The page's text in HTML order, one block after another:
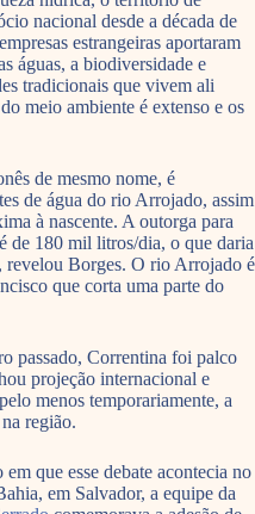
nacional desde a década de
estrangeiras aportaram
águas, a biodiversidade e
tradicionais que vivem ali
meio ambiente é extenso e os
de mesmo nome, é
de água do rio Arrojado, assim
à nascente. A outorga para
de 180 mil litros/dia, o que daria
revelou Borges. O rio Arrojado é
que corta uma parte do
passado, Correntina foi palco
projeção internacional e
menos temporariamente, a
região.
que esse debate acontecia no
em Salvador, a equipe da